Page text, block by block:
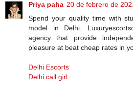
Priya paha 20 de febrero de
Spend your quality time with
model in Delhi.
agency that provide
pleasure at beat cheap rates in
Delhi Escorts
Delhi call girl